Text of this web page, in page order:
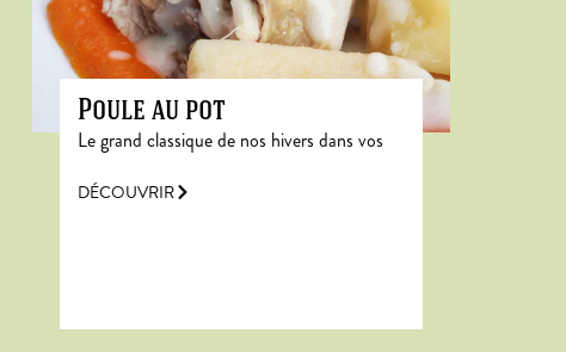
Poule au pot
Le grand classique de nos hivers dans vos
DÉCOUVRIR